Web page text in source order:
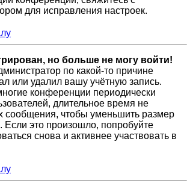
для исправления настроек.
но больше не могу войти!
по какой-то причине
или удалил вашу учётную запись.
конференции периодически
длительное время не
сообщения, чтобы уменьшить размер
Если это произошло, попробуйте
снова и активнее участвовать в